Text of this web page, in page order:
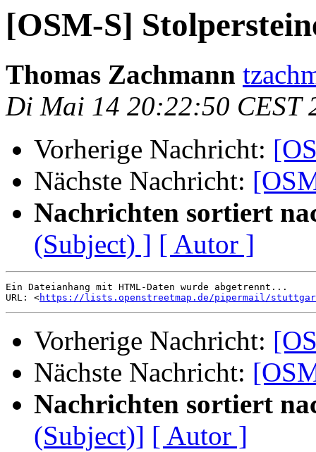
[OSM-S]
Thomas Zachmann
Di Mai 14 20:22:50 CEST
Vorherige Nachricht:
Nächste Nachricht:
Nachrichten sortiert
(Subject) ] [ Autor ]
Ein Dateianhang mit HTML-Daten wurde abgetrennt...
URL: <https://lists.openstreetmap.de/pipermail/stuttgart/
Vorherige Nachricht:
Nächste Nachricht:
Nachrichten sortiert
(Subject)] [ Autor ]